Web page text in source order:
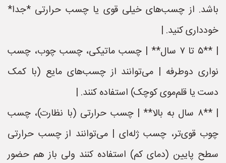
باشد. از چسب‌های خیلی قوی یا چسب حرارتی *جدا*
خودداری کنید. |
| **۵ تا ۷ سال** | چسب ماتیکی، چسب چوب، چسب
نواری دوطرفه | می‌توانند از چسب‌های مایع (با کمک
دست یا قلم‌موی کوچک) استفاده کنند. |
| **۸ سال به بالا** | چسب حرارتی (با نظارت)، چسب
چوب قوی‌تر، چسب ژله‌ای | می‌توانند از چسب حرارتی
سطح پایین (دمای کم) استفاده کنند ولی باز هم حضور